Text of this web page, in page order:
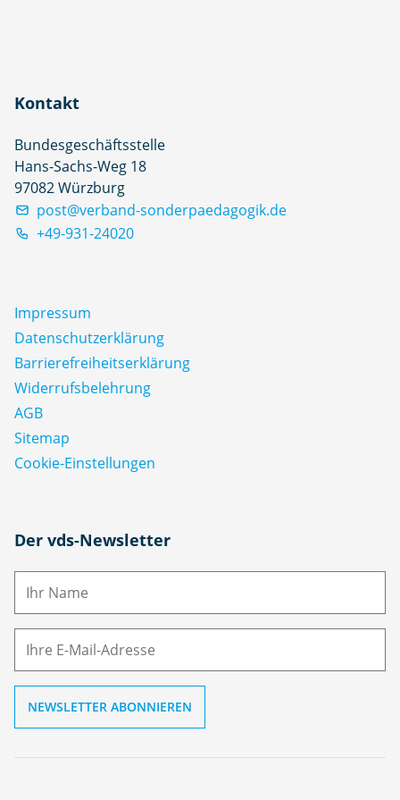
Kontakt
Bundesgeschäftsstelle
Hans-Sachs-Weg 18
97082 Würzburg
post@verband-sonderpaedagogik.de
+49-931-24020
Impressum
Datenschutz­erklärung
Barrierefreiheitserklärung
Widerrufsbelehrung
AGB
Sitemap
Cookie-Einstellungen
Der vds-Newsletter
N
M